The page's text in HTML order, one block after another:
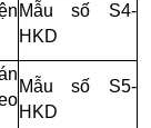
Mẫu số S4-
HKD
Mẫu số S5-
HKD